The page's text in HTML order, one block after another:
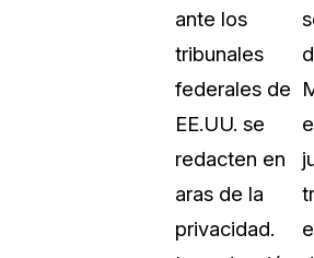
Redacte
algoritmo
ante los
tribunales
federales de
EE.UU. se
redacten en
aras de la
privacidad.